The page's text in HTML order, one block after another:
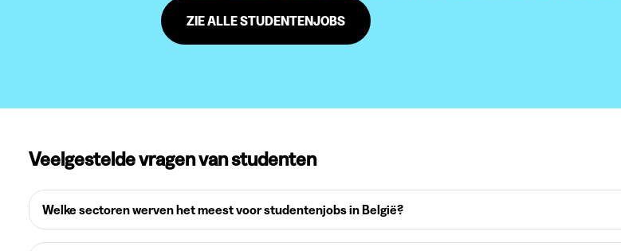
ZIE ALLE STUDENTENJOBS
Veelgestelde vragen van studenten
Welke sectoren werven het meest voor studentenjobs in België?